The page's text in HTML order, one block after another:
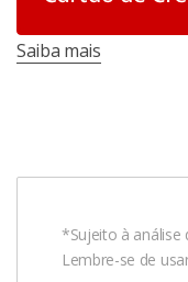
Saiba mais
*Sujeito à análise
Lembre-se de